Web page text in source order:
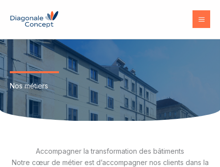
contenu
Nos métiers
Accompagner la transformation des bâtiments
Notre cœur de métier est d’accompagner nos clients dans la